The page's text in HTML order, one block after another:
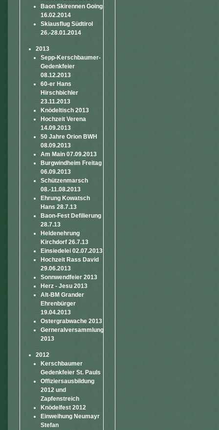
Baon Skirennen Going
16.02.2014
Skiausflug Südtirol
26.-28.01.2014
2013
Sepp-Kerschbaumer-
Gedenkfeier
08.12.2013
60-er Hans
Hirschbichler
23.11.2013
Knödeltisch 2013
Hochzeit Verena
14.09.2013
50 Jahre Orion BWH
08.09.2013
Am Main 07.09.2013
Burgwindheim Freitag
06.09.2013
Schützenmarsch
08.-11.08.2013
Ehrung Kowatsch
Hans 28.7.13
Baon-Fest Defilierung
28.7.13
Heldenehrung
Kirchdorf 26.7.13
Einsiedelei 02.07.2013
Hochzeit Rass David
29.06.2013
Sonnwendfeier 2013
Herz - Jesu 2013
Alt-BM Grander
Ehrenbürger
19.04.2013
Ostergrabwache 2013
Gerneralversammlung
2013
2012
Kerschbaumer
Gedenkfeier St. Pauls
Offiziersausbildung
2012 und
Zapfenstreich
Knödelfest 2012
Einweihung Neumayr
Stefan